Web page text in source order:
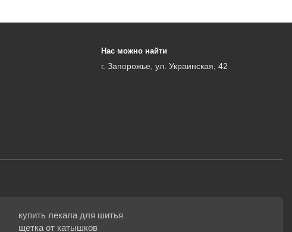
Нас можно найти
г. Запорожье, ул. Украинская, 42
купить лекала для шитья
щетка от катышков